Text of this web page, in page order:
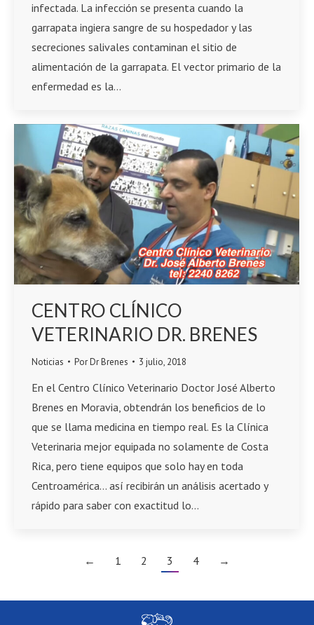
infectada. La infección se presenta cuando la
garrapata ingiera sangre de su hospedador y las
secreciones salivales contaminan el sitio de
alimentación de la garrapata. El vector primario de la
enfermedad es la…
CENTRO CLÍNICO
VETERINARIO DR. BRENES
Noticias PorDr Brenes 3 julio, 2018
En el Centro Clínico Veterinario Doctor José Alberto
Brenes en Moravia, obtendrán los beneficios de lo
que se llama medicina en tiempo real. Es la Clínica
Veterinaria mejor equipada no solamente de Costa
Rica, pero tiene equipos que solo hay en toda
Centroamérica… así recibirán un análisis acertado y
rápido para saber con exactitud lo…
← 1 2 3 4 →